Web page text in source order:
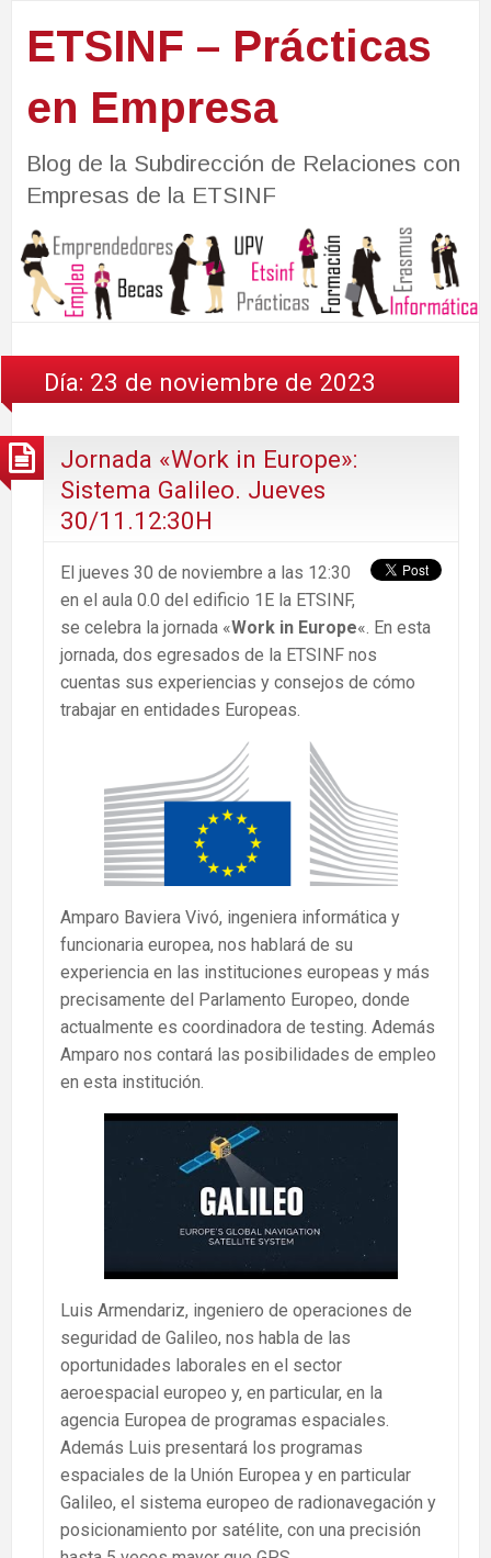
ETSINF – Prácticas
en Empresa
Blog de la Subdirección de Relaciones con
Empresas de la ETSINF
Día: 23 de noviembre de 2023
Jornada «Work in Europe»:
Sistema Galileo. Jueves
30/11.12:30H
El jueves 30 de noviembre a las 12:30
en el aula 0.0 del edificio 1E la ETSINF,
se celebra la jornada «Work in Europe«. En esta
jornada, dos egresados de la ETSINF nos
cuentas sus experiencias y consejos de cómo
trabajar en entidades Europeas.
Amparo Baviera Vivó, ingeniera informática y
funcionaria europea, nos hablará de su
experiencia en las instituciones europeas y más
precisamente del Parlamento Europeo, donde
actualmente es coordinadora de testing. Además
Amparo nos contará las posibilidades de empleo
en esta institución.
Luis Armendariz, ingeniero de operaciones de
seguridad de Galileo, nos habla de las
oportunidades laborales en el sector
aeroespacial europeo y, en particular, en la
agencia Europea de programas espaciales.
Además Luis presentará los programas
espaciales de la Unión Europea y en particular
Galileo, el sistema europeo de radionavegación y
posicionamiento por satélite, con una precisión